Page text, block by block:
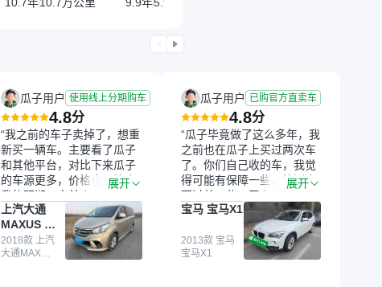
瓜子用户 使用线上分期购车
4.8分
“我之前的车子卖掉了，想重
新买一辆车。主要看了瓜子
和其他平台，对比下来瓜子
的车源更多，价格也更符合
我的预期。之前卖车来过瓜
子，虽然价格没谈成，但
APP一直留着。瓜子毕竟是
大平台，整体印象还好。我
最终买了一台上汽大通，18
展开
上汽大通
MAXUS 大
通G10
2018款 上汽
大通MAXUS
瓜子用户 已购官方直卖车
4.8分
“瓜子毕竟做了这么多年，我
之前也在瓜子上买过两次车
了。你们自己收的车，我觉
得可能有保障一些，检测会
更过关一些。平台自己收上
来再卖的车，应该更可靠。
我买的是宝马X1，主要看中
它的价格和公里数比较合
适。另外，瓜子承诺无火
展开
宝马 宝马X1
2013款 宝马
宝马X1